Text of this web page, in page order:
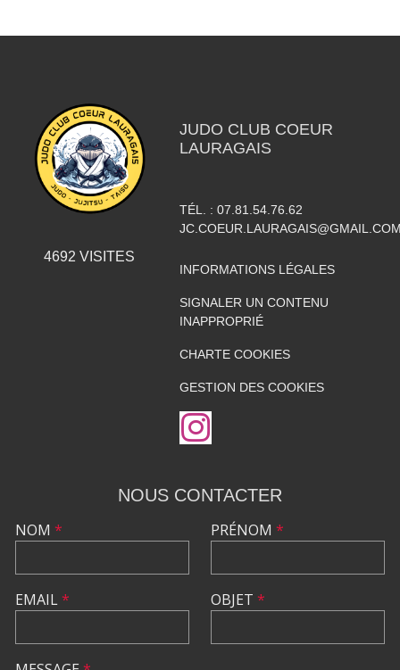
4692 VISITES
JUDO CLUB COEUR
LAURAGAIS
TÉL. : 07.81.54.76.62
INFORMATIONS LÉGALES
SIGNALER UN CONTENU
INAPPROPRIÉ
CHARTE COOKIES
GESTION DES COOKIES
NOUS CONTACTER
NOM *
EMAIL*
PRÉNOM *
OBJET *